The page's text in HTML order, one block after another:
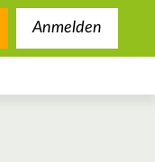
Anmelden